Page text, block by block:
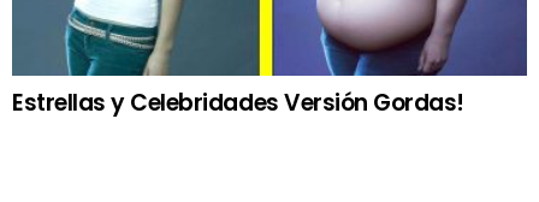
Estrellas y Celebridades Versión Gordas!